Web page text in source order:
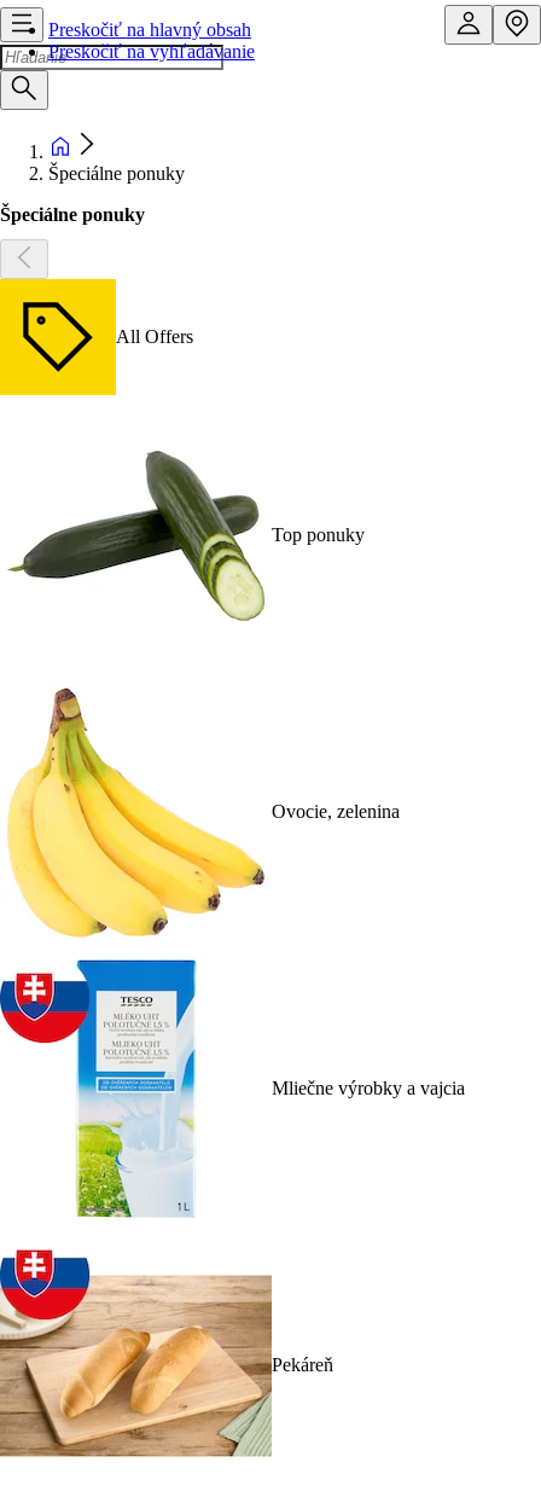
Preskočiť na hlavný obsah
Preskočiť na vyhľadávanie
Špeciálne ponuky
Špeciálne ponuky
All Offers
Top ponuky
Ovocie, zelenina
Mliečne výrobky a vajcia
Pekáreň